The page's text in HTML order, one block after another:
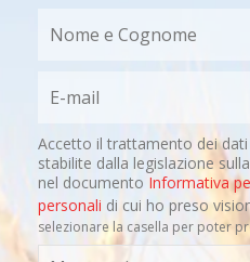
Accetto il trattamento dei
stabilite dalla legislazione
nel documento Informativa
personali di cui ho preso
selezionare la casella per poter